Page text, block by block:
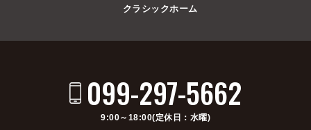
クラシックホーム
099-297-5662
9:00～18:00(定休日：水曜)